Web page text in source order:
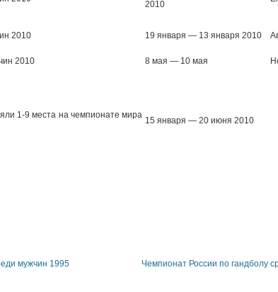
2010
2010 19 января — 13 января 2010
2010
8 мая — 10 мая
1-9 места на чемпионате мира
15 января — 20 июня 2010
мужчин 1995 Чемпионат России по гандболу